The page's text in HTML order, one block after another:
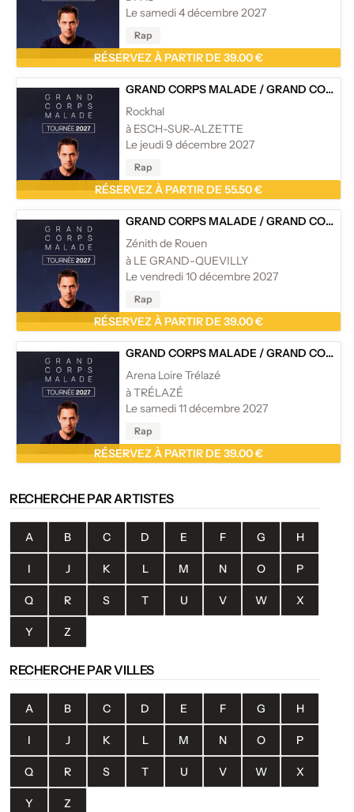
Le samedi 4 décembre 2027
Rap
RÉSERVEZ À PARTIR DE 39.00 €
GRAND CORPS MALADE /GRAND CORPS MALADE - TOURNÉE
Rockhal
à ESCH-SUR-ALZETTE
Le jeudi 9 décembre 2027
Rap
RÉSERVEZ À PARTIR DE 55.50 €
GRAND CORPS MALADE /GRAND CORPS MALADE - TOURNÉE
Zénith de Rouen
à LE GRAND-QUEVILLY
Le vendredi 10 décembre 2027
Rap
RÉSERVEZ À PARTIR DE 39.00 €
GRAND CORPS MALADE /GRAND CORPS MALADE - TOURNÉE
Arena Loire Trélazé
à TRÉLAZÉ
Le samedi 11 décembre 2027
Rap
RÉSERVEZ À PARTIR DE 39.00 €
RECHERCHE PAR ARTISTES
A B C D E F G H
I J K L M N O P
Q R S T U V W X
Y Z
RECHERCHE PAR VILLES
A B C D E F G H
I J K L M N O P
Q R S T U V W X
Y Z